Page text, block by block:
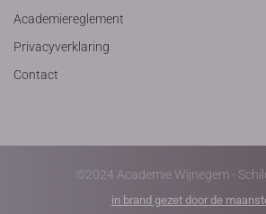
Academiereglement
Privacyverklaring
Contact
©2024 Academie Wijnegem -
in brand gezet door de